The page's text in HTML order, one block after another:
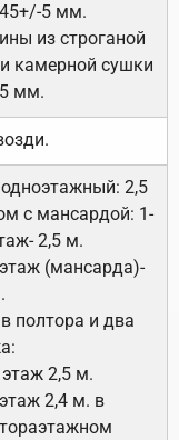
5 мм.
из строганой
камерной сушки
мм.
2,5
с мансардой: 1-
2,5 м.
(мансарда)-
полтора и два
2,5 м.
2,4 м. в